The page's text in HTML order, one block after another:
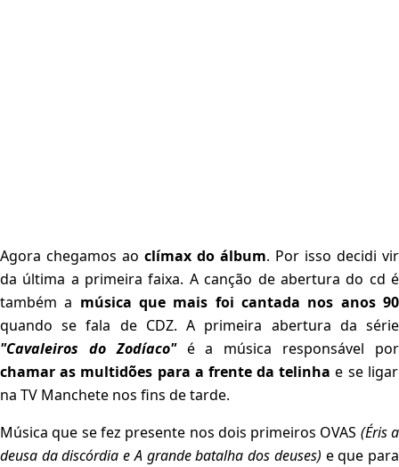
Agora chegamos ao clímax do álbum. Por isso decidi vir
da última a primeira faixa. A canção de abertura do cd é
também a música que mais foi cantada nos anos 90
quando se fala de CDZ. A primeira abertura da série
"Cavaleiros do Zodíaco"é a música responsável por
chamar as multidões para a frente da telinha e se ligar
na TV Manchete nos fins de tarde.
Música que se fez presente nos dois primeiros OVAS (Éris a
deusa da discórdia e A grande batalha dos deuses) e que para